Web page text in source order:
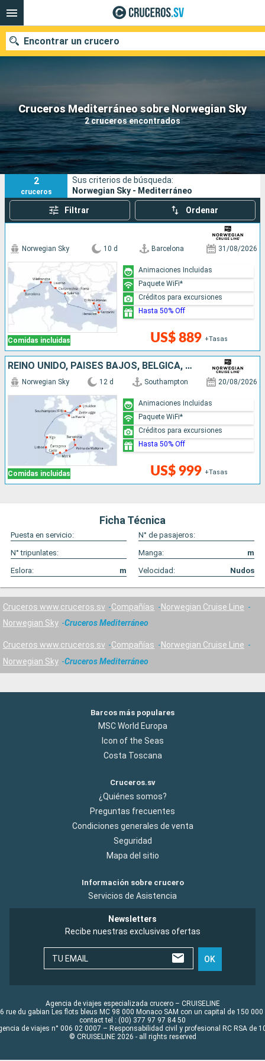
Cruceros Mediterráneo sobre Norwegian Sky
2 cruceros encontrados
Encontrar un crucero
Nuestros destinos
Fecha de salida
Puertos Compañías
Buscar
2
cruceros
Sus criterios de búsqueda:
Norwegian Sky - Mediterráneo
Filtrar Ordenar
Comidas incluidas
Norwegian Sky 10 d Barcelona 31/08/2026
US$ 889 +Tasas
Animaciones Incluidas
Paquete WiFi*
Créditos para excursiones
Hasta 50% Off
REINO UNIDO, PAISES BAJOS, BÉLGICA, FRANCIA, PORTUGAL, ESPAÑA
Comidas incluidas
Norwegian Sky 12 d Southampton 20/08/2026
US$ 999 +Tasas
Animaciones Incluidas
Paquete WiFi*
Créditos para excursiones
Hasta 50% Off
Ficha Técnica
Puesta en servicio:
N° de pasajeros:
N° tripunlates:
Manga:
m
Eslora:
m Velocidad: Nudos
Cruceros www.cruceros.sv Compañías
Norwegian Cruise Line
Norwegian Sky
Cruceros Mediterráneo
Cruceros www.cruceros.sv Compañías
Norwegian Cruise Line
Norwegian Sky
Cruceros Mediterráneo
Barcos más populares
MSC World Europa
Icon of the Seas
Costa Toscana
Cruceros.sv
¿Quiénes somos?
Preguntas frecuentes
Condiciones generales de venta
Seguridad
Mapa del sitio
Información sobre crucero
Servicios de Asistencia
Newsletters
Recibe nuestras exclusivas ofertas
TU EMAIL OK
Agencia de viajes especializada crucero – CRUISELINE
rue du gabian Les flots bleus MC 98 000 Monaco SAM con un capital de 150 000
contact tel : (00) 377 97 97 84 50
de viajes n° 006 02 0007 – Responsabilidad civil y profesional RC RSA de
© CRUISELINE 2026 - all rights reserved